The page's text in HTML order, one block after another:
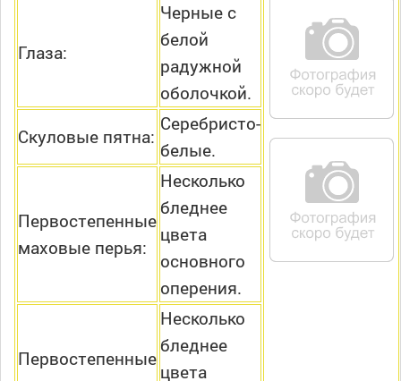
Глаза:
Черные с
белой
радужной
оболочкой.
Скуловые пятна:
Серебристо-
белые.
Первостепенные
маховые перья:
Несколько
бледнее
цвета
основного
оперения.
Первостепенные
Несколько
бледнее
цвета